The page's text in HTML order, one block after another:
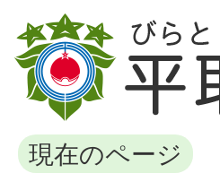
現在のページ